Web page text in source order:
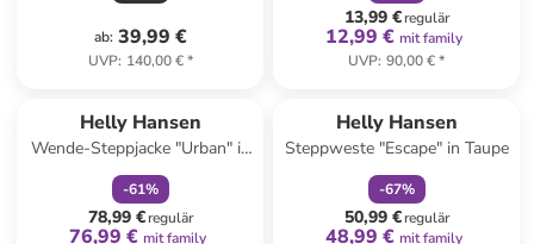
ab: 39,99 €
UVP: 140,00 €*
13,99 €regulär
12,99 € mit family
UVP: 90,00 €*
Helly Hansen
Wende-Steppjacke "Urban" in
Grün/ Schwarz
-61%
78,99 €regulär
76,99 € mit family
Helly Hansen
Steppweste "Escape" in Taupe
-67%
50,99 €regulär
48,99 € mit family